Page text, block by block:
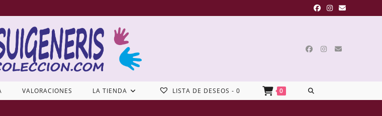
VALORACIONES LA TIENDA LISTA DE DESEOS - 0 0